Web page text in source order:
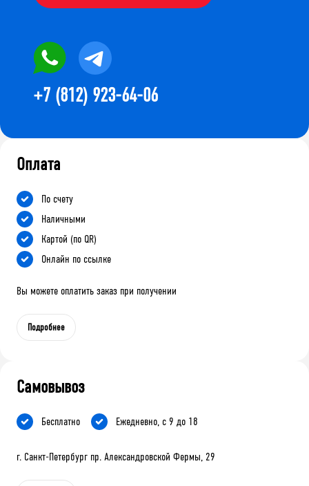
+7 (812) 923-64-06
Оплата
По счету
Наличными
Картой (по QR)
Онлайн по ссылке
Вы можете оплатить заказ при получении
Подробнее
Самовывоз
Бесплатно Ежедневно, с 9 до 18
г. Санкт-Петербург пр. Александровской Фермы, 29